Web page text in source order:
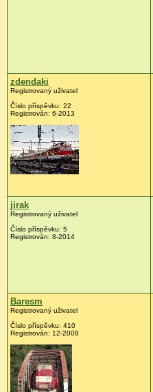
zdendaki
Registrovaný uživatel
Číslo příspěvku: 22
Registrován: 6-2013
jirak
Registrovaný uživatel
Číslo příspěvku: 5
Registrován: 8-2014
Baresm
Registrovaný uživatel
Číslo příspěvku: 410
Registrován: 12-2008